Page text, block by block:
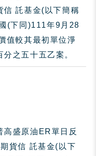
信 託基金(以下簡稱
(下同)111年9月28
值較其最初單位淨
之五十五乙案。
高盛原油ER單日反
貨信 託基金(以下